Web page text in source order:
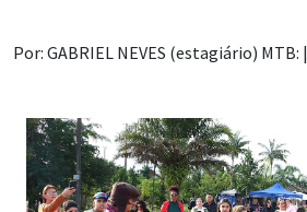
Por: GABRIEL NEVES (estagiário) MTB: |